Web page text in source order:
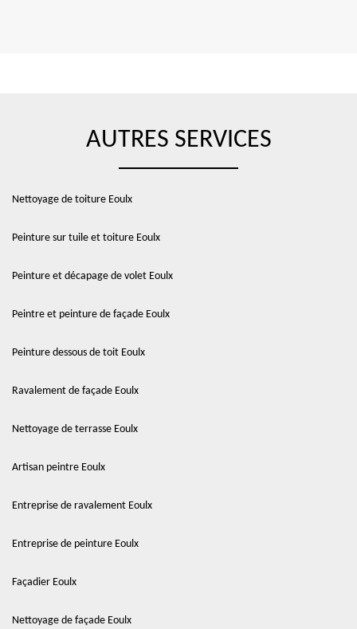
AUTRES SERVICES
Nettoyage de toiture Eoulx
Peinture sur tuile et toiture Eoulx
Peinture et décapage de volet Eoulx
Peintre et peinture de façade Eoulx
Peinture dessous de toit Eoulx
Ravalement de façade Eoulx
Nettoyage de terrasse Eoulx
Artisan peintre Eoulx
Entreprise de ravalement Eoulx
Entreprise de peinture Eoulx
Façadier Eoulx
Nettoyage de façade Eoulx